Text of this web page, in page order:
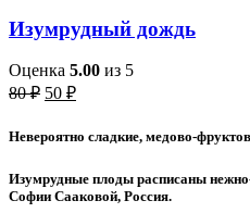
Изумрудный дождь
Оценка 5.00 из 5
80₽ Первоначальная
80 ₽.
50 ₽Текущая
50 ₽.
Невероятно сладкие, медово-
Изумрудные плоды расписаны
Софии Сааковой, Россия.